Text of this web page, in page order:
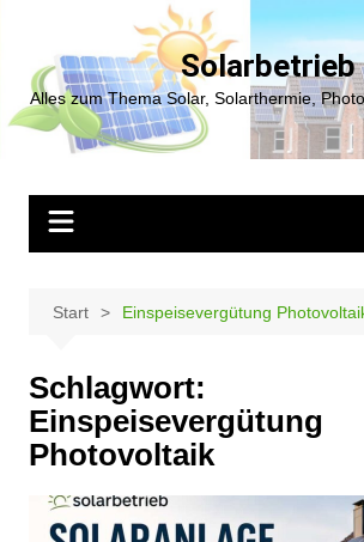
springen
Solarbetrieb
Alles zum Thema Solar, Solarthermie,
Start Einspeisevergütung
Schlagwort:
Einspeisevergütung
Photovoltaik